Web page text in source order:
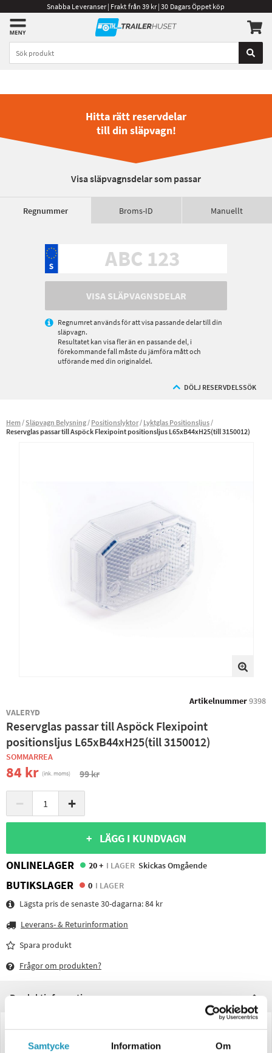
Samtycke Information Om
Snabba Leveranser | Frakt från 39 kr | 30 Dagars Öppet köp
Hitta rätt reservdelar
till din släpvagn!
Visa släpvagnsdelar som passar
Regnummer Broms-ID Manuellt
VISA SLÄPVAGNSDELAR
Regnumret används för att visa passande delar till din
släpvagn.
Resultatet kan visa fler än en passande del, i
förekommande fall måste du jämföra mått och
utförande med din originaldel.
DÖLJ RESERVDELSSÖK
Hem Släpvagn Belysning Positionslyktor Lyktglas Positionsljus
Reservglas passar till Aspöck Flexipoint positionsljus L65xB44xH25(till 3150012)
Artikelnummer9398
VALERYD
Reservglas passar till Aspöck Flexipoint
positionsljus L65xB44xH25(till 3150012)
SOMMARREA
84 kr (ink. moms) 99 kr
− +
+ LÄGG I KUNDVAGN
ONLINELAGER
20 + I LAGER Skickas Omgående
BUTIKSLAGER 0 I LAGER
Lägsta pris de senaste 30-dagarna:84 kr
Leverans- & Returinformation
Spara produkt
Frågor om produkten?
Produktinformation
3130007
Reservglas passar till Aspöck Flexipoint positionsljus 65x44x25 (till